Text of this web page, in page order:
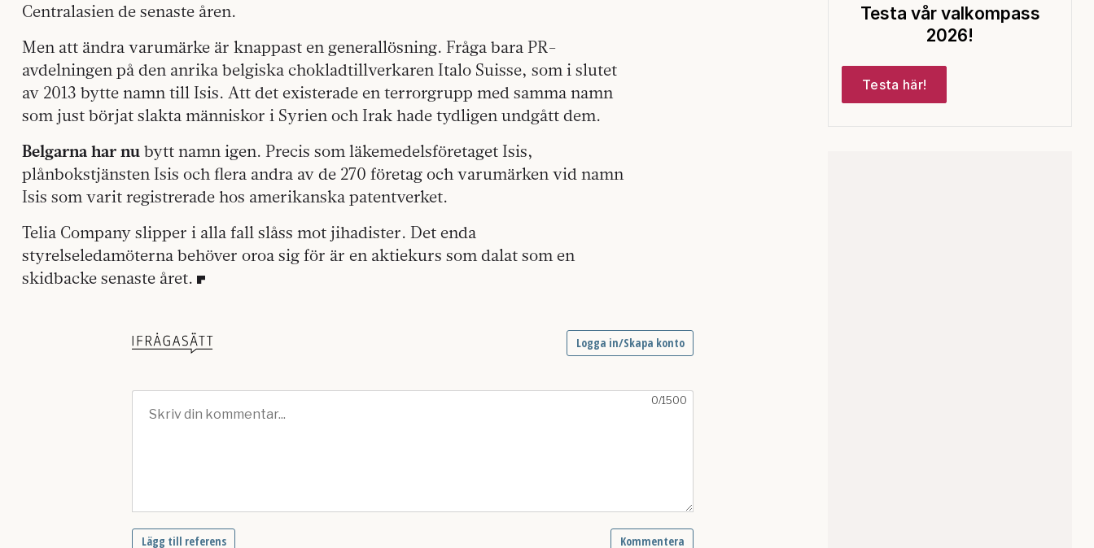
Centralasien de senaste åren.
Men att ändra varumärke är knappast en generallösning. Fråga bara PR-
avdelningen på den anrika belgiska chokladtillverkaren Italo Suisse, som i slutet
av 2013 bytte namn till Isis. Att det existerade en terrorgrupp med samma namn
som just börjat slakta människor i Syrien och Irak hade tydligen undgått dem.
Belgarna har nu bytt namn igen. Precis som läkemedelsföretaget Isis,
plånbokstjänsten Isis och flera andra av de 270 företag och varumärken vid namn
Isis som varit registrerade hos amerikanska patentverket.
Telia Company slipper i alla fall slåss mot jihadister. Det enda
styrelseledamöterna behöver oroa sig för är en aktiekurs som dalat som en
skidbacke senaste året.
Testa vår valkompass
2026!
Testa här!